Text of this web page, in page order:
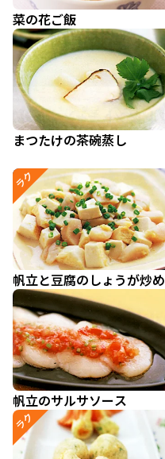
菜の花ご飯
まつたけの茶碗蒸し
ラク
帆立と豆腐のしょうが炒め
帆立のサルサソース
ラク